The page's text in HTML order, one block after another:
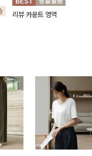
좋아요 ✨
리뷰 카운트 영역